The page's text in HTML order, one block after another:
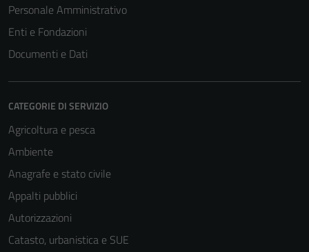
Personale Amministrativo
Enti e Fondazioni
Documenti e Dati
CATEGORIE DI SERVIZIO
Agricoltura e pesca
Ambiente
Anagrafe e stato civile
Appalti pubblici
Autorizzazioni
Catasto, urbanistica e SUE